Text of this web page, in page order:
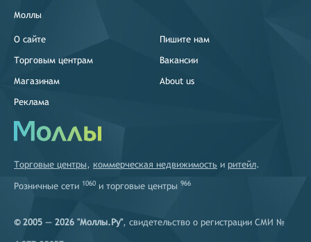
Моллы
О сайте
Торговым центрам
Магазинам
Реклама
Пишите нам
Вакансии
About us
Торговые центры, коммерческая недвижимость и ритейл.
Розничные сети 1060 и торговые центры 966
© 2005 — 2026 "Моллы.Ру", свидетельство о регистрации СМИ №